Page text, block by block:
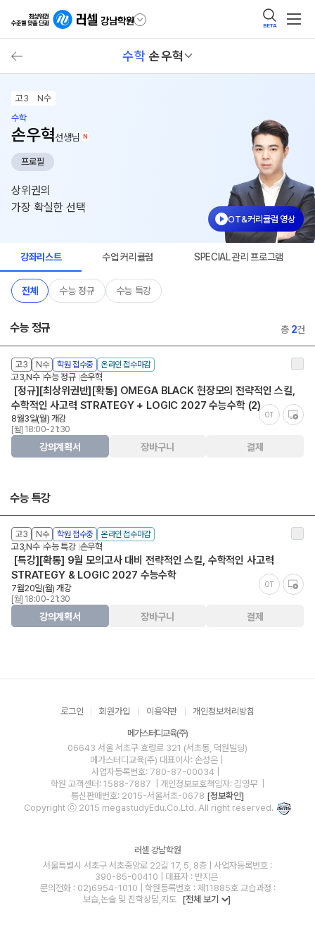
BETA
수학손우혁
고3
N수
수학
손우혁선생님 N
프로필
상위권의
가장 확실한 선택
OT&커리큘럼 영상
강좌리스트 수업 커리큘럼 SPECIAL 관리 프로그램
전체 수능 정규 수능 특강
수능 정규 총 2건
고3 N수 학원 접수중 온라인 접수마감
고3,N수 수능 정규 손우혁
[정규][최상위권반][확통] OMEGA BLACK 현장모의 전략적인 스킬,
수학적인 사고력 STRATEGY + LOGIC 2027 수능수학 (2)
OT
8월3일(월) 개강
[월] 18:00-21:30
강의계획서 장바구니 결제
수능 특강
고3 N수 학원 접수중 온라인 접수마감
고3,N수 수능 특강 손우혁
[특강][확통] 9월 모의고사 대비 전략적인 스킬, 수학적인 사고력
STRATEGY & LOGIC 2027 수능수학
OT
7월20일(월) 개강
[월] 18:00-21:30
강의계획서 장바구니 결제
로그인 회원가입 이용약관 개인정보처리방침
메가스터디교육(주)
06643 서울 서초구 효령로 321 (서초동, 덕원빌딩)
메가스터디교육(주) 대표이사: 손성은 |
사업자등록번호: 780-87-00034
학원 고객센터: 1588-7887
| 개인정보보호책임자: 김영무
통신판매번호: 2015-서울서초-0678 [정보확인]
Copyright ⓒ 2015 megastudyEdu.Co.Ltd. All right reserved.
러셀 강남학원
서울특별시 서초구 서초중앙로 22길 17, 5, 8층 | 사업자등록번호 :
390-85-00410 | 대표자 : 반지은
문의전화 : 02)6954-1010 | 학원등록번호 : 제11885호 교습과정 :
보습,논술 및 진학상담,지도 [전체 보기 ]